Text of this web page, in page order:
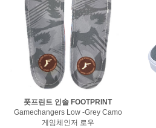
풋프린트 인솔 FOOTPRINT
Gamechangers Low -Grey Camo
게임체인저 로우